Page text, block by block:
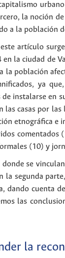
la noción
a la población
artículo
la ciudad de
población
ya
instalarse en
las casas por
etnográfica e
comentados
(10) y
se
la segunda
dando cuenta
las
la